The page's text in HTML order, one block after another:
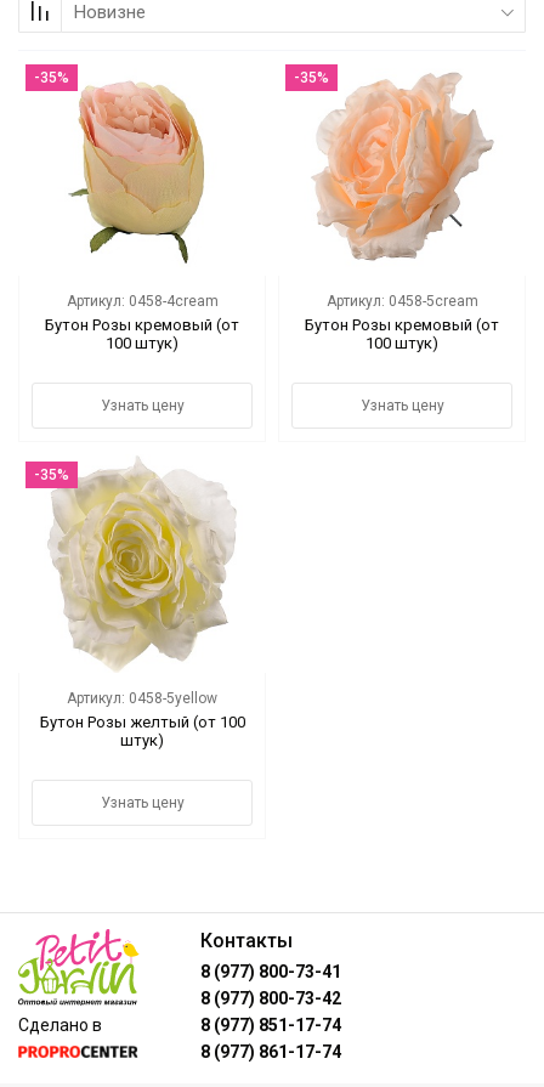
Коллекции
Мебель
Ванная комната
Ароматы
Кролики, к Пасхе
Аксессуары
Упаковка
Цветы
Новый год
НОВЫЙ ГОД НОВИНКИ
Распродажа
Новизне
-35%
Артикул: 0458-4cream
Бутон Розы кремовый (от
100 штук)
Узнать цену
-35%
Артикул: 0458-5cream
Бутон Розы кремовый (от
100 штук)
Узнать цену
-35%
Артикул: 0458-5yellow
Бутон Розы желтый (от 100
штук)
Узнать цену
Сделано в
Контакты
8 (977) 800-73-41
8 (977) 800-73-42
8 (977) 851-17-74
8 (977) 861-17-74